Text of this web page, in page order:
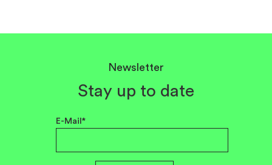
Newsletter
Stay up to date
E-Mail*